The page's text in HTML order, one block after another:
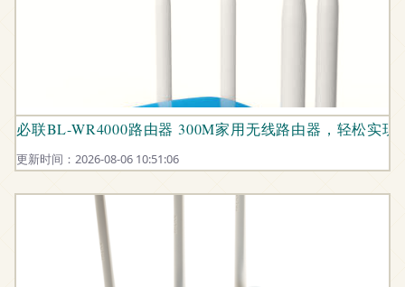
必联BL-WR4000路由器 300M家用无线路由器，轻松实现
更新时间：2026-08-06 10:51:06